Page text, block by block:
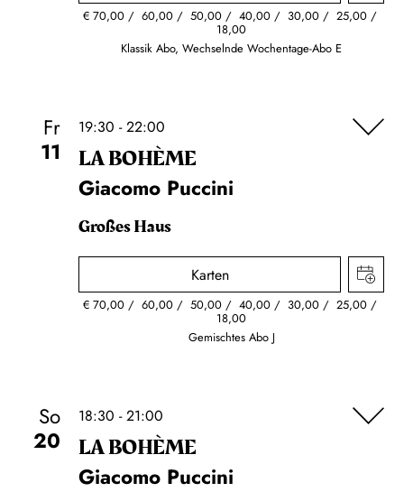
€ 70,00 60,00 50,00 40,00 30,00 25,00
18,00
Klassik Abo, Wechselnde Wochentage-Abo E
Fr
11
19:30 - 22:00
LA BOHÈME
Giacomo Puccini
Großes Haus
Karten
€ 70,00 60,00 50,00 40,00 30,00 25,00
18,00
Gemischtes Abo J
So
20
18:30 - 21:00
LA BOHÈME
Giacomo Puccini